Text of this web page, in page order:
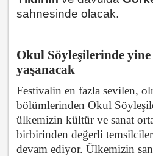
sahnesinde olacak.
Okul Söyleşilerinde
yaşanacak
Festivalin en fazla sevilen,
bölümlerinden Okul Söyleş
ülkemizin kültür ve sanat
birbirinden değerli
devam ediyor. Ülkemizin